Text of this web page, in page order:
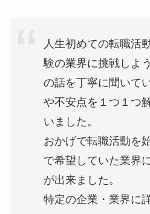
人生初めての転職活
験の業界に挑戦しよ
の話を丁寧に聞いて
や不安点を１つ１つ
いました。
おかげで転職活動を
で希望していた業界
が出来ました。
特定の企業・業界に